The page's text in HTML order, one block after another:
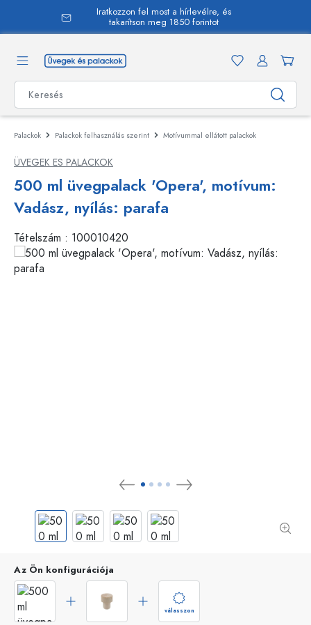
Iratkozzon fel most a hírlevélre, és
takarítson meg 1850 forintot
Palackok Palackok felhasználás szerint Motívummal ellátott palackok
ÜVEGEK ES PALACKOK
500 ml üvegpalack 'Opera', motívum:
Vadász, nyílás: parafa
Tételszám : 100010420
Az Ön konfigurációja
válasszon